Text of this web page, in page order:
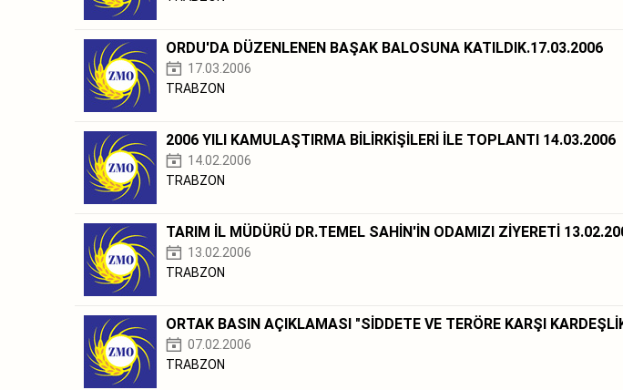
ORDU'DA DÜZENLENEN BAŞAK BALOSUNA KATILDIK.17.03.2006
17.03.2006
TRABZON
2006 YILI KAMULAŞTIRMA BİLİRKİŞİLERİ İLE TOPLANTI 14.03.2006
14.02.2006
TRABZON
TARIM İL MÜDÜRÜ DR.TEMEL SAHİN'İN ODAMIZI ZİYERETİ
13.02.2006
TRABZON
ORTAK BASIN AÇIKLAMASI "SİDDETE VE TERÖRE KARŞI
07.02.2006
TRABZON